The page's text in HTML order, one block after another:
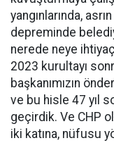
yangınlarında,
depreminde
nerede neye
2023 kurultayı
başkanımızın
ve bu hisle 47 yıl
geçirdik. Ve CHP
iki katına, nüfusu